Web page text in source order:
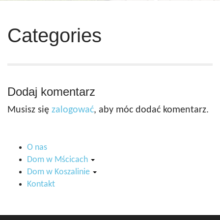
Categories
Dodaj komentarz
Musisz się zalogować, aby móc dodać komentarz.
O nas
Dom w Mścicach
Dom w Koszalinie
Kontakt